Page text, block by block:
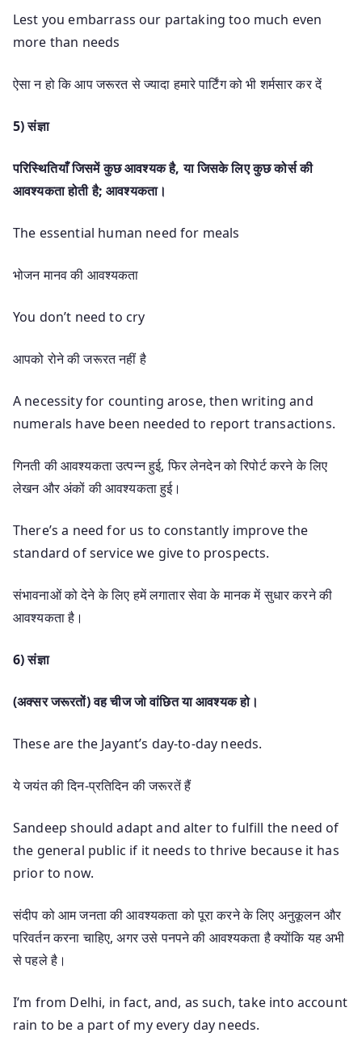
Lest you embarrass our partaking too much even
more than needs
ऐसा न हो कि आप जरूरत से ज्यादा हमारे पार्टिंग को भी शर्मसार कर दें
5)संज्ञा
परिस्थितियाँ जिसमें कुछ आवश्यक है,या जिसके लिए कुछ कोर्स की
आवश्यकता होती है;आवश्यकता।
The essential human need for meals
भोजन मानव की आवश्यकता
You don’t need to cry
आपको रोने की जरूरत नहीं है
A necessity for counting arose, then writing and
numerals have been needed to report transactions.
गिनती की आवश्यकता उत्पन्न हुई, फिर लेनदेन को रिपोर्ट करने के लिए
लेखन और अंकों की आवश्यकता हुई।
There’s a need for us to constantly improve the
standard of service we give to prospects.
संभावनाओं को देने के लिए हमें लगातार सेवा के मानक में सुधार करने की
आवश्यकता है।
6) संज्ञा
(अक्सर जरूरतों) वह चीज जो वांछित या आवश्यक हो।
These are the Jayant’s day-to-day needs.
ये जयंत की दिन-प्रतिदिन की जरूरतें हैं
Sandeep should adapt and alter to fulfill the need of
the general public if it needs to thrive because it has
prior to now.
संदीप को आम जनता की आवश्यकता को पूरा करने के लिए अनुकूलन और
परिवर्तन करना चाहिए, अगर उसे पनपने की आवश्यकता है क्योंकि यह अभी
से पहले है।
I’m from Delhi, in fact, and, as such, take into account
rain to be a part of my every day needs.